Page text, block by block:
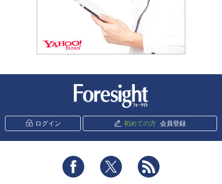
ログイン 初めての方 会員登録
Facebook Twitter